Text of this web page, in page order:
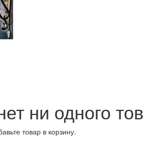
ни одного
товар в корзину.